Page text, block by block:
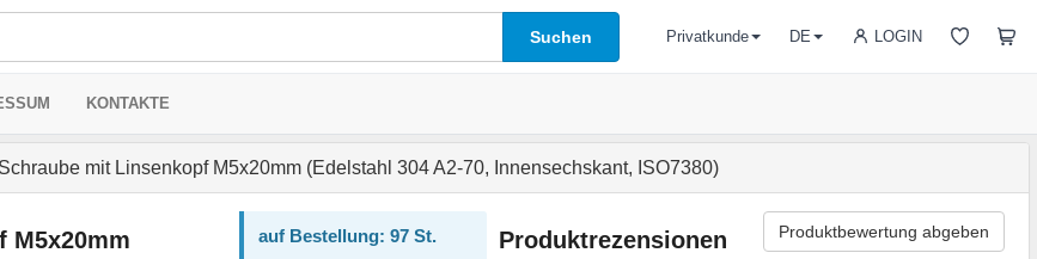
Suchen LOGIN
Privatkunde DE
KONTAKTE
Schraube mit Linsenkopf M5x20mm (Edelstahl 304 A2-70, Innensechskant, ISO7380)
M5x20mm
auf Bestellung: 97 St. Produktrezensionen Produktbewertung abgeben